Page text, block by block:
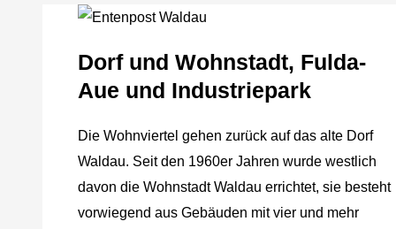
Dorf und Wohnstadt, Fulda‐
Aue und Industriepark
Die Wohnviertel gehen zurück auf das alte Dorf
Waldau. Seit den 1960er Jahren wurde westlich
davon die Wohnstadt Waldau errichtet, sie besteht
vorwiegend aus Gebäuden mit vier und mehr